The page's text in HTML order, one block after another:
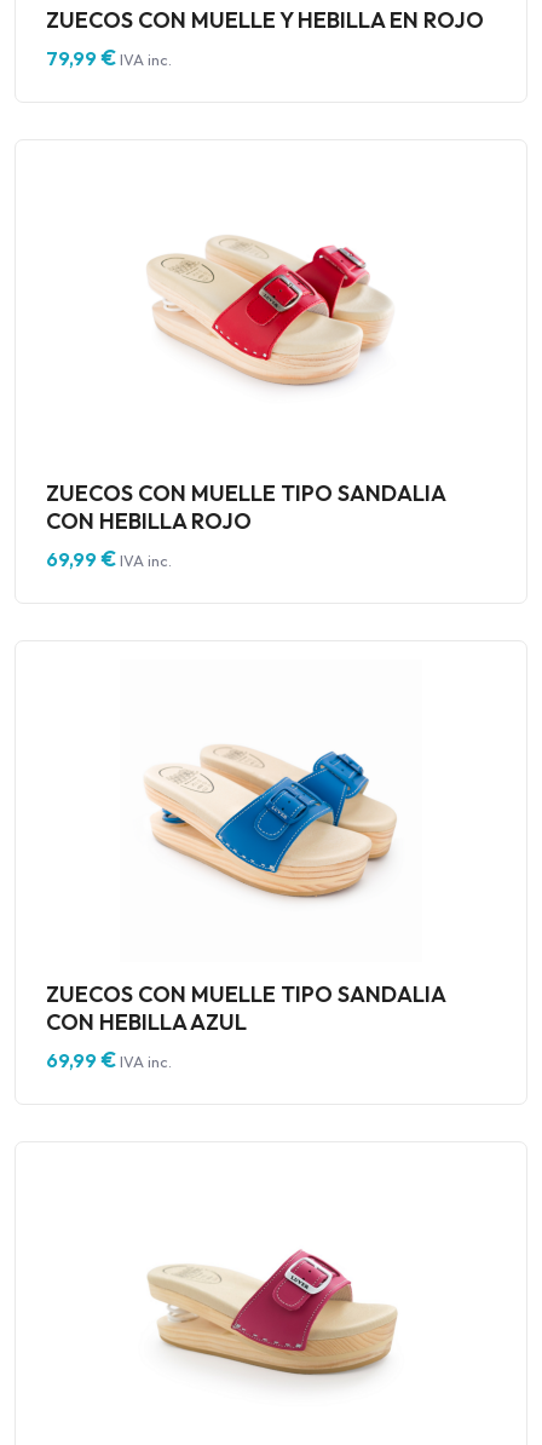
ZUECOS CON MUELLE Y HEBILLA EN ROJO
79,99 €IVA inc.
ZUECOS CON MUELLE TIPO SANDALIA
CON HEBILLA ROJO
69,99 €IVA inc.
ZUECOS CON MUELLE TIPO SANDALIA
CON HEBILLA AZUL
69,99 €IVA inc.